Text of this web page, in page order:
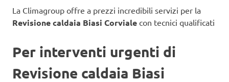
La Climagroup offre a prezzi incredibili servizi per la
Revisione caldaia Biasi Corviale con tecnici qualificati
Per interventi urgenti di
Revisione caldaia Biasi